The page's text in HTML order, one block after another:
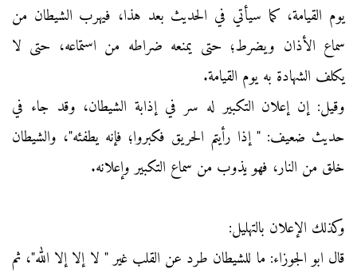
يوم القيامة، كما سيأتي في الحديث بعد هذا، فيهرب الشيطان من
سماع الأذان ويضرط؛ حتى يمنعه ضراطه من استماعه، حتى لا
يكلف الشهادة به يوم القيامة.
وقيل: إن إعلان التكبير له سر في إذابة الشيطان، وقد جاء في
حديث ضعيف: " إذا رأيتم الحريق فكبروا؛ فإنه يطفئه"، والشيطان
خلق من النار، فهو يذوب من سماع التكبير وإعلانه.
وكذلك الإعلان بالتهليل:
قال ابو الجوزاء: ما للشيطان طرد عن القلب غير " لا إلا إلا الله"، ثم